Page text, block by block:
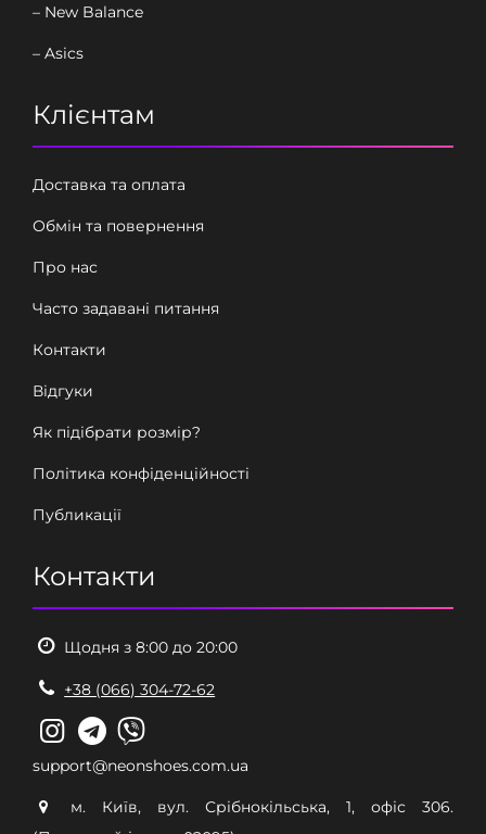
– New Balance
– Asics
Клієнтам
Доставка та оплата
Обмін та повернення
Про нас
Часто задавані питання
Контакти
Відгуки
Як підібрати розмір?
Політика конфіденційності
Публикації
Контакти
Щодня з 8:00 до 20:00
+38 (066) 304-72-62
support@neonshoes.com.ua
м. Київ, вул. Срібнокільська, 1, офіс 306.